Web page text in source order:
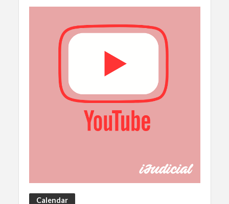
Calendar